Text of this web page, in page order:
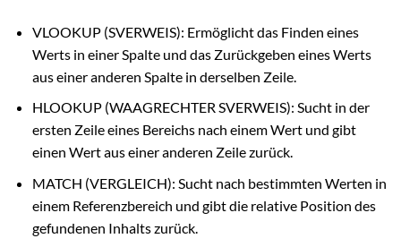
VLOOKUP (SVERWEIS): Ermöglicht das Finden eines
Werts in einer Spalte und das Zurückgeben eines Werts
aus einer anderen Spalte in derselben Zeile.
HLOOKUP (WAAGRECHTER SVERWEIS): Sucht in der
ersten Zeile eines Bereichs nach einem Wert und gibt
einen Wert aus einer anderen Zeile zurück.
MATCH (VERGLEICH): Sucht nach bestimmten Werten in
einem Referenzbereich und gibt die relative Position des
gefundenen Inhalts zurück.